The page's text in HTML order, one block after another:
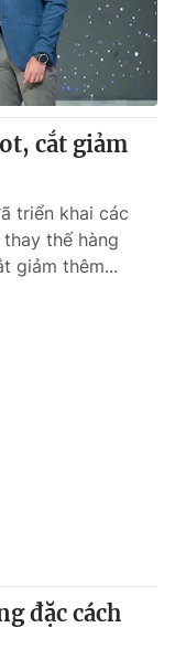
cắt giảm
triển khai các
thế hàng
giảm thêm...
đặc cách